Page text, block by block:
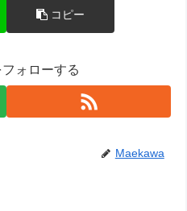
コピー
ォローする
Maekawa